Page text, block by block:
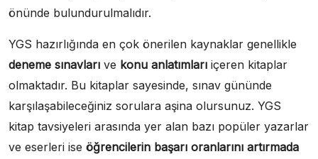
önünde bulundurulmalıdır.
YGS hazırlığında en çok önerilen kaynaklar genellikle
deneme sınavları ve konu anlatımları içeren kitaplar
olmaktadır. Bu kitaplar sayesinde, sınav gününde
karşılaşabileceğiniz sorulara aşina olursunuz. YGS
kitap tavsiyeleri arasında yer alan bazı popüler yazarlar
ve eserleri ise öğrencilerin başarı oranlarını artırmada